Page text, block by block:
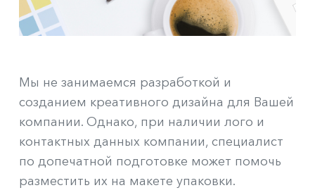
Мы не занимаемся разработкой и
созданием креативного дизайна для Вашей
компании. Однако, при наличии лого и
контактных данных компании, специалист
по допечатной подготовке может помочь
разместить их на макете упаковки.